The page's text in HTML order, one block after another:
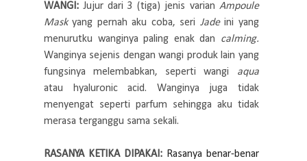
WANGI:Jujur dari 3 (tiga) jenis varian Ampoule
Maskyang pernah aku coba, seri Jadeini yang
menurutku wanginya paling enak dan calming.
Wanginya sejenis dengan wangi produk lain yang
fungsinya melembabkan, seperti wangi aqua
atau hyaluronic acid. Wanginya juga tidak
menyengat seperti parfum sehingga aku tidak
merasa terganggu sama sekali.
RASANYA KETIKA DIPAKAI: Rasanya benar-benar